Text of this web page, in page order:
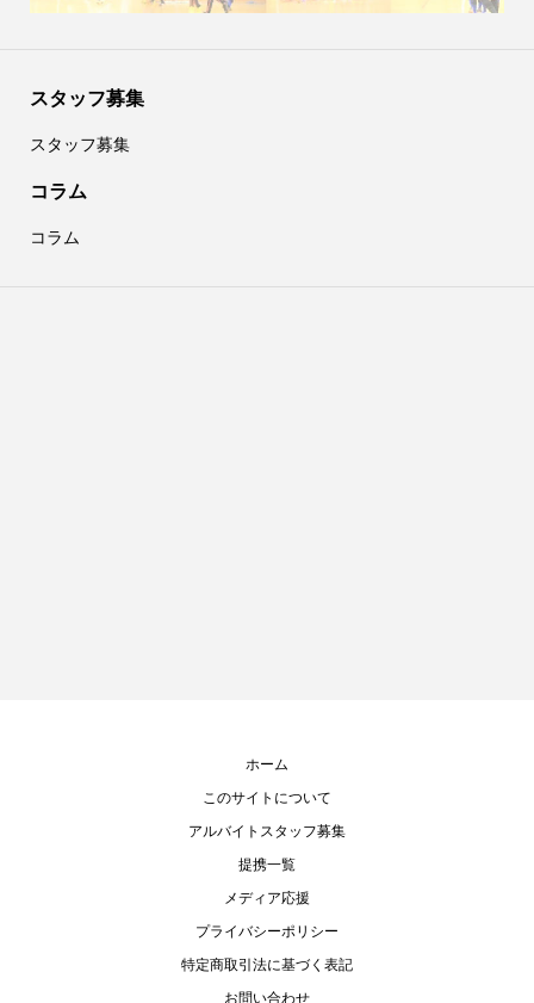
スタッフ募集
スタッフ募集
コラム
コラム
ホーム
このサイトについて
アルバイトスタッフ募集
提携一覧
メディア応援
プライバシーポリシー
特定商取引法に基づく表記
お問い合わせ